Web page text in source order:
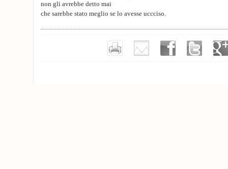
non gli avrebbe detto mai
che sarebbe stato meglio se lo avesse uccciso.